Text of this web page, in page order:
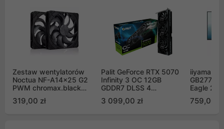
Zestaw wentylatorów
Noctua NF-A14x25 G2
PWM chromax.black
Push Pull (2szt)
319,00 zł
Palit GeForce RTX 5070
Infinity 3 OC 12GB
GDDR7 DLSS 4
GB2050S)
3 099,00 zł
iiyama G-
Eagle 27"
759,00 zł